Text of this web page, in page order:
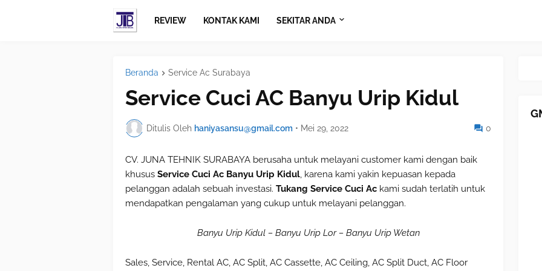
REVIEW KONTAK KAMI SEKITAR ANDA
Beranda Service Ac Surabaya
Service Cuci AC Banyu Urip Kidul
Ditulis Oleh haniyasansu@gmail.com • Mei 29, 2022 0
CV. JUNA TEHNIK SURABAYA berusaha untuk melayani customer kami dengan baik
khusus Service Cuci Ac Banyu Urip Kidul, karena kami yakin kepuasan kepada
pelanggan adalah sebuah investasi. Tukang Service Cuci Ac kami sudah terlatih untuk
mendapatkan pengalaman yang cukup untuk melayani pelanggan.
Banyu Urip Kidul – Banyu Urip Lor – Banyu Urip Wetan
Sales, Service, Rental AC, AC Split, AC Cassette, AC Ceiling, AC Split Duct, AC Floor